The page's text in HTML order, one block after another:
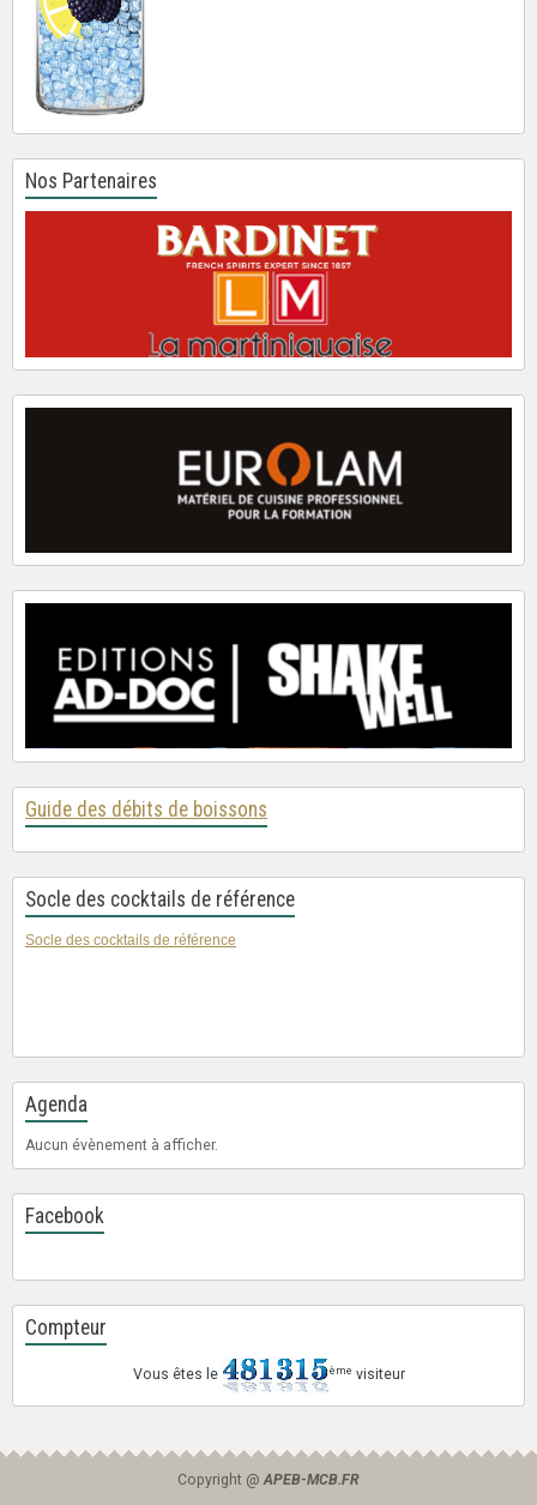
Nos Partenaires
Guide des débits de boissons
Socle des cocktails de référence
Socle des cocktails de référence
Agenda
Aucun évènement à afficher.
Facebook
Compteur
Vous êtes le ème visiteur
Copyright @APEB-MCB.FR